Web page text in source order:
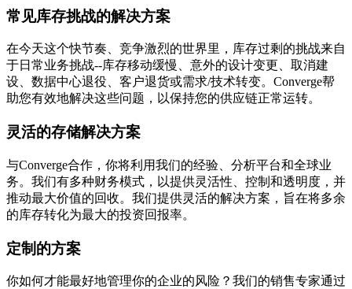
常见库存挑战的解决方案
在今天这个快节奏、竞争激烈的世界里，库存过剩的挑战来自
于日常业务挑战--库存移动缓慢、意外的设计变更、取消建
设、数据中心退役、客户退货或需求/技术转变。Converge帮
助您有效地解决这些问题，以保持您的供应链正常运转。
灵活的存储解决方案
与Converge合作，你将利用我们的经验、分析平台和全球业
务。我们有多种财务模式，以提供灵活性、控制和透明度，并
推动最大价值的回收。我们提供灵活的解决方案，旨在将多余
的库存转化为最大的投资回报率。
定制的方案
你如何才能最好地管理你的企业的风险？我们的销售专家通过